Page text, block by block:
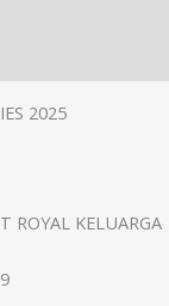
2025
KELUARGA